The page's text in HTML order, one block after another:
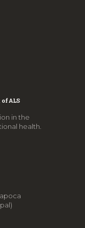
ALS
in the
health.